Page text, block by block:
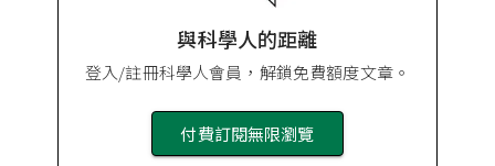
與科學人的距離
登入/註冊科學人會員，解鎖免費額度文章。
付費訂閱無限瀏覽